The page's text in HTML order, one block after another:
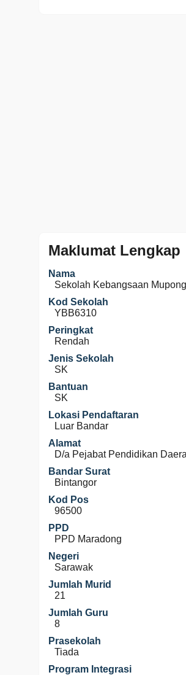
Maklumat Lengkap
Nama
Sekolah Kebangsaan Mupong
Kod Sekolah
YBB6310
Peringkat
Rendah
Jenis Sekolah
SK
Bantuan
SK
Lokasi Pendaftaran
Luar Bandar
Alamat
D/a Pejabat Pendidikan
Bandar Surat
Bintangor
Kod Pos
96500
PPD
PPD Maradong
Negeri
Sarawak
Jumlah Murid
21
Jumlah Guru
8
Prasekolah
Tiada
Program Integrasi